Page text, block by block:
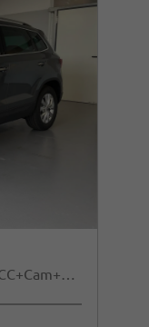
Selection 2.0 TDI DSG 4x4 AHK+Navi+ACC+Cam+Winter+eHeck+Ambiente+Lodge+GV5